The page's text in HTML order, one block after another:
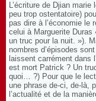
L’écriture de Djian
peu trop ostentatoire)
pas dire à l’économie
celui à Marguerite
un truc pour la nuit. »).
nombres d’épisodes
laissent carrément dans
est mort Patrick ? Un
quoi… ?) Pour que le
une phrase de-ci, de-là,
l’actualité et de la